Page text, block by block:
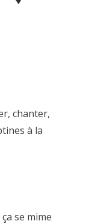
chanter,
à la
se mime